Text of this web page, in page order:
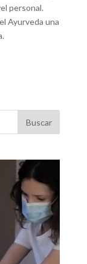
personal.
Ayurveda una